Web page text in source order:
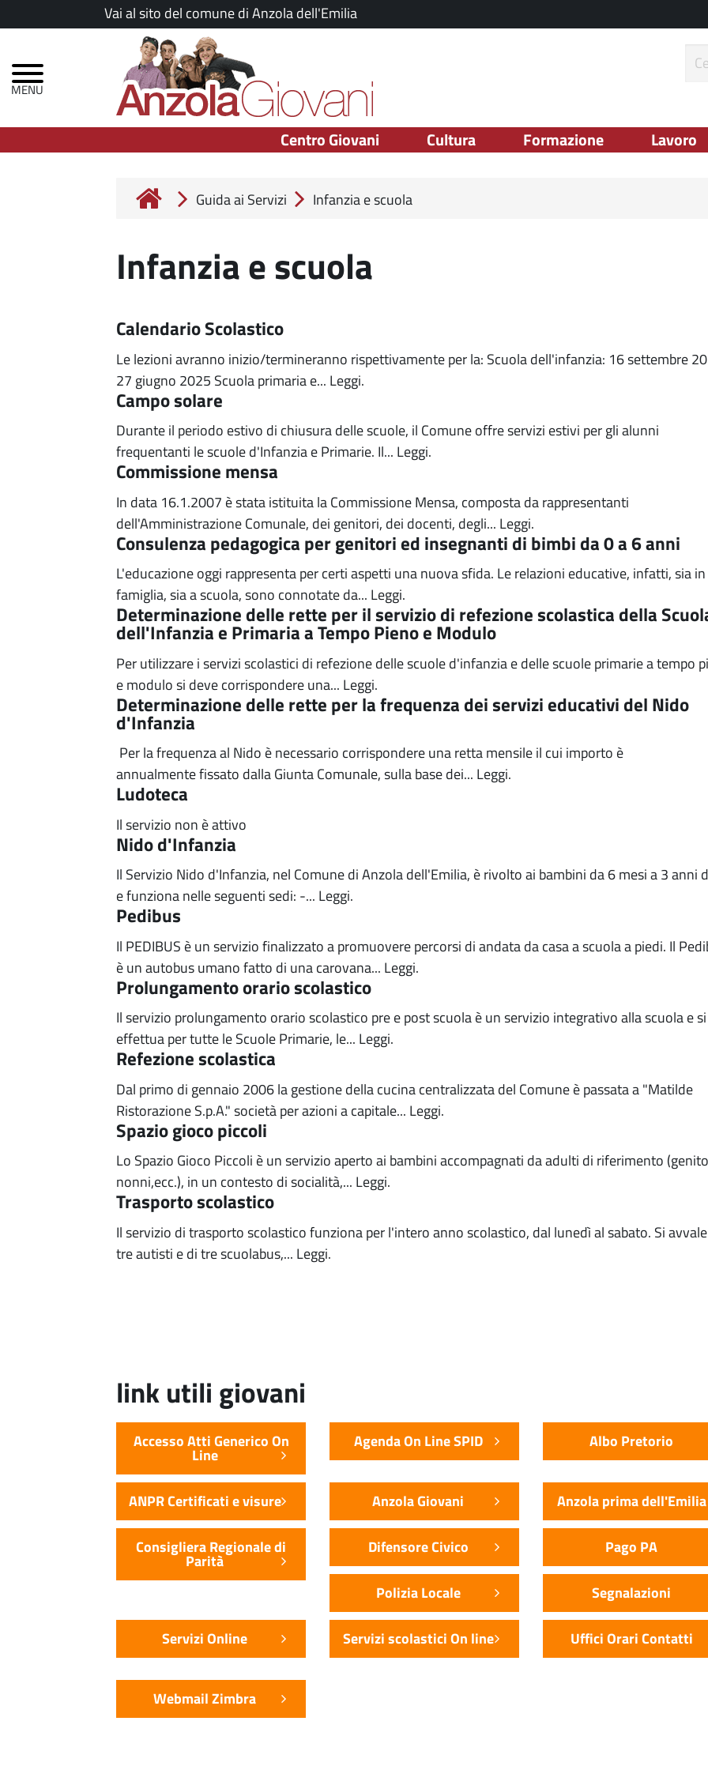
al
principale
Vai al sito del comune di Anzola dell'Emilia
principale
Centro Giovani Cultura Formazione Lavoro
Guida ai Servizi Infanzia e scuola
Infanzia e scuola
Calendario Scolastico
Le lezioni avranno inizio/termineranno rispettivamente per la: Scuola dell'infanzia: 16 settembre
27 giugno 2025 Scuola primaria e... Leggi.
Campo solare
Durante il periodo estivo di chiusura delle scuole, il Comune offre servizi estivi per gli alunni
frequentanti le scuole d'Infanzia e Primarie. Il... Leggi.
Commissione mensa
In data 16.1.2007 è stata istituita la Commissione Mensa, composta da rappresentanti
dell'Amministrazione Comunale, dei genitori, dei docenti, degli... Leggi.
Consulenza pedagogica per genitori ed insegnanti di bimbi da 0 a 6 anni
L'educazione oggi rappresenta per certi aspetti una nuova sfida. Le relazioni educative, infatti, sia in
famiglia, sia a scuola, sono connotate da... Leggi.
Determinazione delle rette per il servizio di refezione scolastica della
dell'Infanzia e Primaria a Tempo Pieno e Modulo
Per utilizzare i servizi scolastici di refezione delle scuole d'infanzia e delle scuole primarie a tempo
e modulo si deve corrispondere una... Leggi.
Determinazione delle rette per la frequenza dei servizi educativi del Nido
d'Infanzia
Per la frequenza al Nido è necessario corrispondere una retta mensile il cui importo è
annualmente fissato dalla Giunta Comunale, sulla base dei... Leggi.
Ludoteca
Il servizio non è attivo
Nido d'Infanzia
Il Servizio Nido d'Infanzia, nel Comune di Anzola dell'Emilia, è rivolto ai bambini da 6 mesi a 3 anni
e funziona nelle seguenti sedi: -... Leggi.
Pedibus
Il PEDIBUS è un servizio finalizzato a promuovere percorsi di andata da casa a scuola a piedi. Il
è un autobus umano fatto di una carovana... Leggi.
Prolungamento orario scolastico
Il servizio prolungamento orario scolastico pre e post scuola è un servizio integrativo alla scuola e si
effettua per tutte le Scuole Primarie, le... Leggi.
Refezione scolastica
Dal primo di gennaio 2006 la gestione della cucina centralizzata del Comune è passata a "Matilde
Ristorazione S.p.A." società per azioni a capitale... Leggi.
Spazio gioco piccoli
Lo Spazio Gioco Piccoli è un servizio aperto ai bambini accompagnati da adulti di riferimento
nonni,ecc.), in un contesto di socialità,... Leggi.
Trasporto scolastico
Il servizio di trasporto scolastico funziona per l'intero anno scolastico, dal lunedì al sabato. Si
tre autisti e di tre scuolabus,... Leggi.
link utili giovani
Accesso Atti Generico On
Line
Agenda On Line SPID Albo Pretorio
ANPR Certificati e visure Anzola Giovani Anzola prima dell'Emilia
Consigliera Regionale di
Parità
Difensore Civico Pago PA
Polizia Locale Segnalazioni
Servizi Online Servizi scolastici On line Uffici Orari Contatti
Webmail Zimbra